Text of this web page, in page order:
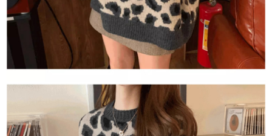
【注意事項】
１．透過由恩沛科技股份有限公司提供之「AFTEE先享後付」服務完成之交
易，需依本服務之必要範圍內提供個人資料，並將交易相關給付款項請求債
權轉讓予恩沛科技股份有限公司。
２．關於個人資料處理事宜，請瀏覽以下網址：
https://aftee.tw/terms/#terms3
「AFTEE先享後付」，若未經同意申辦者引起之損失，本公司不負相關責
４．使用「AFTEE先享後付」時，將依據個別帳號之用戶狀況，依本公司即
時審查核予不同之上限額度；若仍有額度不足之情形，本公司將視審查結果
請求用戶進行身份認證。
離島取貨加價40
每筆NT$80，滿NT$1,500(含以上)免運費
付款後7-11取貨
每筆NT$80，滿NT$1,500(含以上)免運費
宅配
每筆NT$100，滿NT$1,500(含以上)免運費
海外宅配 查看運費